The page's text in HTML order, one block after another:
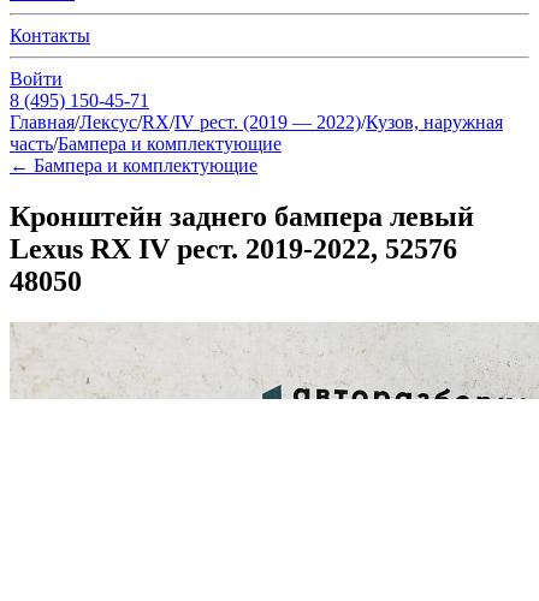
Контакты
Войти
8 (495) 150-45-71
Главная/Лексус/RX/IV рест. (2019 — 2022)/Кузов, наружная
часть/Бампера и комплектующие
← Бампера и комплектующие
Кронштейн заднего бампера левый
Lexus RX IV рест. 2019-2022, 52576
48050